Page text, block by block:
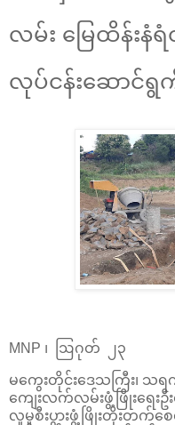
လမ်း မြေထိန်းနံ
လုပ်ငန်းဆောင်ရွ
MNP ၊ ဩဂုတ် ၂၃
မကွေးတိုင်းဒေသကြီး၊ သ
ကျေးလက်‌လမ်းဖွံ့ဖြိုးရေးဦ
လူမှုစီးပွားဖွံ့ဖြိုးတိုးတက်စ